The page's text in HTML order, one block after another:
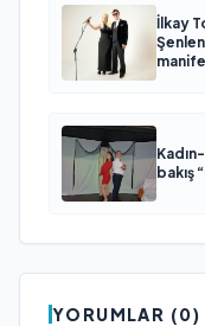
İlkay
bakış
YORUMLAR (0)